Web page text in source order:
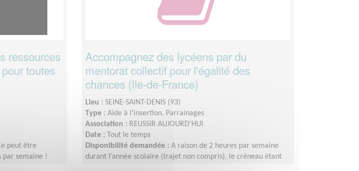
ressources
toutes
peut être
par semaine !
Accompagnez des lycéens par du
mentorat collectif pour l'égalité des
chances (Ile-de-France)
Lieu : SEINE-SAINT-DENIS (93)
Type : Aide à l'insertion, Parrainages
Association : REUSSIR AUJOURD'HUI
Date :
Tout le temps
Disponibilité demandée : A raison de 2 heures par semaine
durant l’année scolaire (trajet non compris), le créneau étant